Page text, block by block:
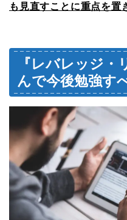
も見直すことに重点を置
『レバレッジ
んで今後勉強す